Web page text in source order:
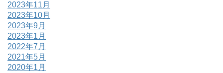
2023年11月
2023年10月
2023年9月
2023年1月
2022年7月
2021年5月
2020年1月